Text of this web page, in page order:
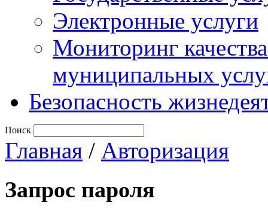
Электронные услуги
Мониторинг
муниципальных
Безопасность
Поиск
Главная / Авторизация
Запрос пароля